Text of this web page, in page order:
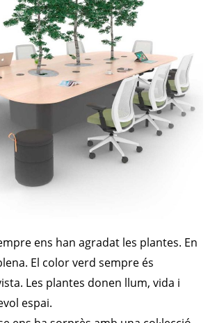
ens han agradat les plantes. En
El color verd sempre és
Les plantes donen llum, vida i
espai.